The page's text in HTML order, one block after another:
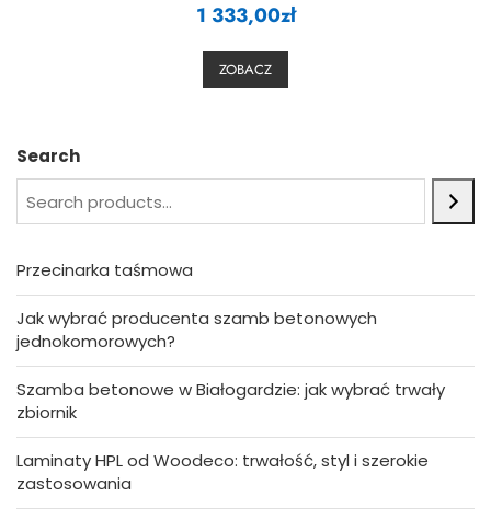
a
t
u
1 333,00zł
ZOBACZ
Search
Przecinarka taśmowa
Jak wybrać producenta szamb betonowych
jednokomorowych?
Szamba betonowe w Białogardzie: jak wybrać trwały
zbiornik
Laminaty HPL od Woodeco: trwałość, styl i szerokie
zastosowania